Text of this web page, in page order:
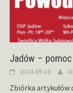
Jadów – pomoc
2024-09-16
Zbiórka artykułów